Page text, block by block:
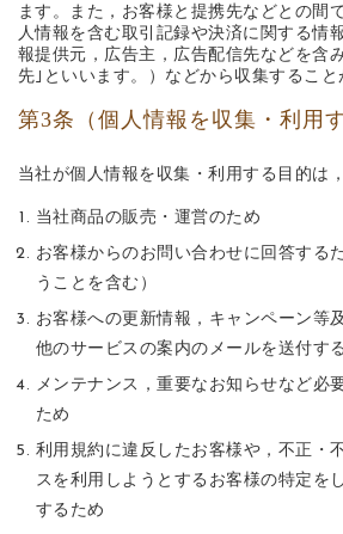
ます。また，お客様と提携先などとの間
人情報を含む取引記録や決済に関する情
報提供元，広告主，広告配信先などを含
先｣といいます。）などから収集すること
第3条（個人情報を収集・利用
当社が個人情報を収集・利用する目的は
当社商品の販売・運営のため
お客様からのお問い合わせに回答する
うことを含む）
お客様への更新情報，キャンペーン等
他のサービスの案内のメールを送付す
メンテナンス，重要なお知らせなど必
ため
利用規約に違反したお客様や，不正・
スを利用しようとするお客様の特定を
するため